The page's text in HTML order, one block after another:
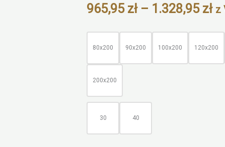
965,95 zł – 1.328,95 zł z
80x200 90x200 100x200 120x200
200x200
30 40
ilość
Łóżko
z
palet
zagłówka